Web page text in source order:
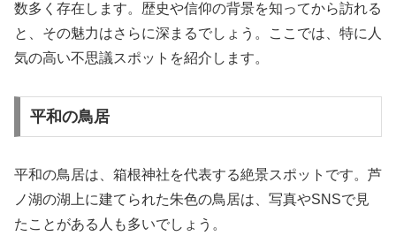
数多く存在します。歴史や信仰の背景を知ってから訪れる
と、その魅力はさらに深まるでしょう。ここでは、特に人
気の高い不思議スポットを紹介します。
平和の鳥居
平和の鳥居は、箱根神社を代表する絶景スポットです。芦
ノ湖の湖上に建てられた朱色の鳥居は、写真やSNSで見
たことがある人も多いでしょう。